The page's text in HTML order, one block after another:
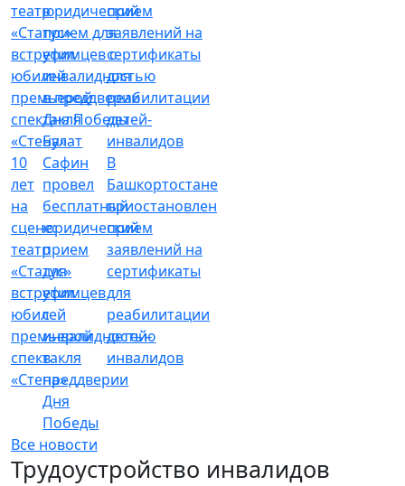
10
лет
на
сцене:
театр
«Статус»
встретил
юбилей
премьерой
спектакля
«Стена»
Булат
Сафин
провел
бесплатный
юридический
прием
для
уфимцев
с
инвалидностью
в
преддверии
Дня
Победы
В
Башкортостане
приостановлен
прием
заявлений на
сертификаты
для
реабилитации
детей-
инвалидов
Все новости
Трудоустройство инвалидов